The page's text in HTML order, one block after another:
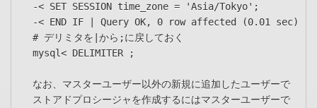
-< SET SESSION time_zone = 'Asia/Tokyo';
-< END IF | Query OK, 0 row affected (0.01 sec)
# デリミタを|から;に戻しておく
mysql< DELIMITER ;
なお、マスターユーザー以外の新規に追加したユーザーで
ストアドプロシージャを作成するにはマスターユーザーで